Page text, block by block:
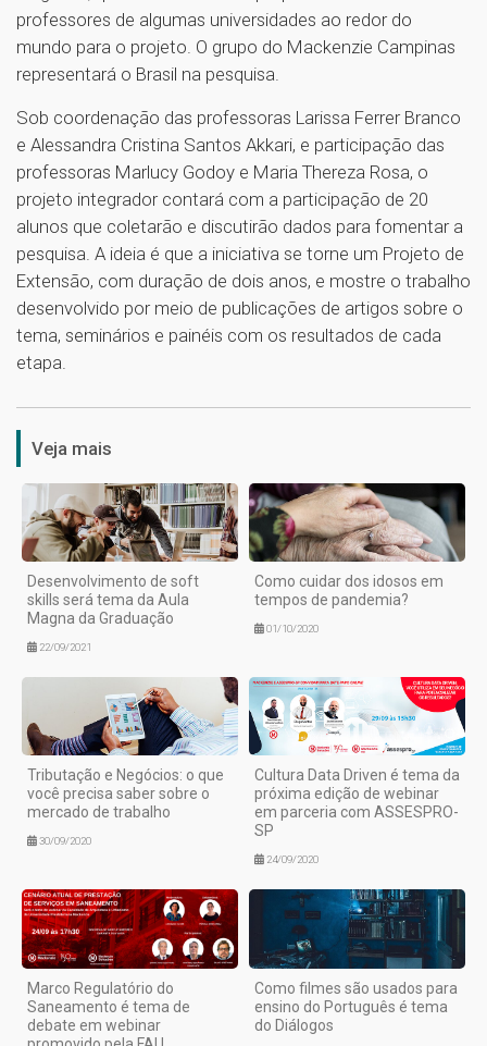
professores de algumas universidades ao redor do
mundo para o projeto. O grupo do Mackenzie Campinas
representará o Brasil na pesquisa.
Sob coordenação das professoras Larissa Ferrer Branco
e Alessandra Cristina Santos Akkari, e participação das
professoras Marlucy Godoy e Maria Thereza Rosa, o
projeto integrador contará com a participação de 20
alunos que coletarão e discutirão dados para fomentar a
pesquisa. A ideia é que a iniciativa se torne um Projeto de
Extensão, com duração de dois anos, e mostre o trabalho
desenvolvido por meio de publicações de artigos sobre o
tema, seminários e painéis com os resultados de cada
etapa.
Veja mais
Desenvolvimento de soft
skills será tema da Aula
Magna da Graduação
22/09/2021
Como cuidar dos idosos em
tempos de pandemia?
01/10/2020
Tributação e Negócios: o que
você precisa saber sobre o
mercado de trabalho
30/09/2020
Cultura Data Driven é tema da
próxima edição de webinar
em parceria com ASSESPRO-
SP
24/09/2020
Marco Regulatório do
Saneamento é tema de
debate em webinar
Como filmes são usados para
ensino do Português é tema
do Diálogos